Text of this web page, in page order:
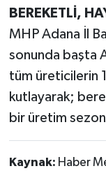
BEREKETLİ,
MHP Adana İl
sonunda başta
tüm üreticilerin
kutlayarak;
bir üretim
Kaynak: Haber